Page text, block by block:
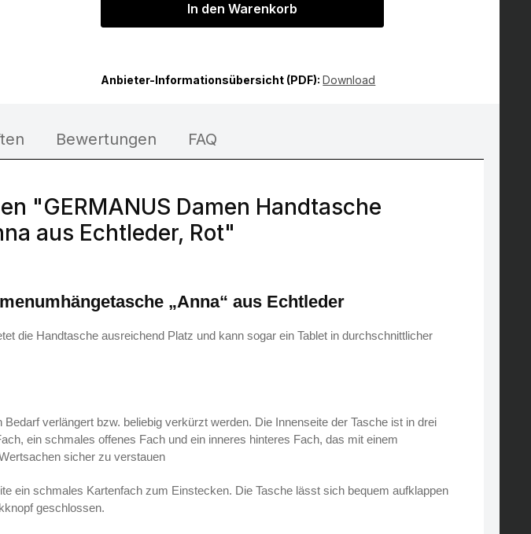
In den Warenkorb
Anbieter-Informationsübersicht (PDF):Download
Bewertungen FAQ
"GERMANUS Damen Handtasche
aus Echtleder, Rot"
„Anna“ aus Echtleder
die Handtasche ausreichend Platz und kann sogar ein Tablet in durchschnittlicher
verlängert bzw. beliebig verkürzt werden. Die Innenseite der Tasche ist in drei
ein schmales offenes Fach und ein inneres hinteres Fach, das mit einem
sicher zu verstauen
ein schmales Kartenfach zum Einstecken. Die Tasche lässt sich bequem aufklappen
geschlossen.